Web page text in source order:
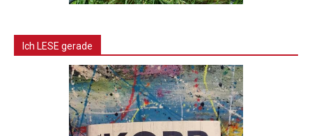
Ich LESE gerade